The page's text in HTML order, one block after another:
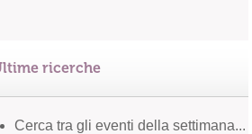
ricerche
Cerca tra gli eventi della settimana...